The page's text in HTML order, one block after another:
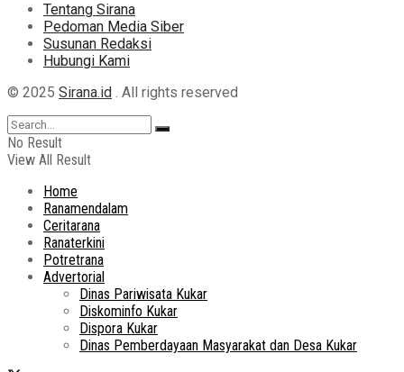
Tentang Sirana
Pedoman Media Siber
Susunan Redaksi
Hubungi Kami
© 2025 Sirana.id . All rights reserved
No Result
View All Result
Home
Ranamendalam
Ceritarana
Ranaterkini
Potretrana
Advertorial
Dinas Pariwisata Kukar
Diskominfo Kukar
Dispora Kukar
Dinas Pemberdayaan Masyarakat dan Desa Kukar